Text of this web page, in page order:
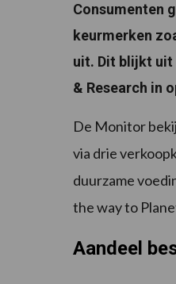
Consumenten
keurmerken
uit. Dit blijkt uit
& Research in
De Monitor
via drie
duurzame
the way to
Aandeel